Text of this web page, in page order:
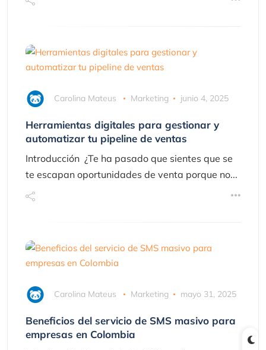
Carolina Mateus Marketing junio 4, 2025
Herramientas digitales para gestionar y
automatizar tu pipeline de ventas
Introducción ¿Te ha pasado que sientes que se
te escapan oportunidades de venta porque no...
Carolina Mateus Marketing mayo 31, 2025
Beneficios del servicio de SMS masivo para
empresas en Colombia